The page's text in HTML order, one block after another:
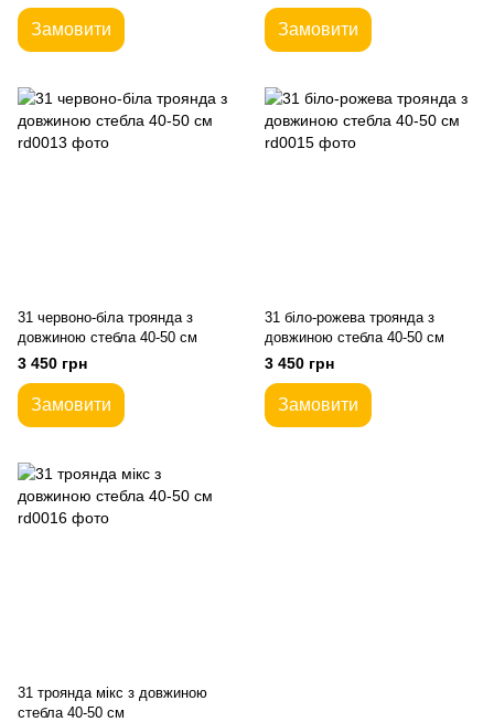
Замовити Замовити
31 червоно-біла троянда з
довжиною стебла 40-50 см
3 450 грн
Замовити
31 біло-рожева троянда з
довжиною стебла 40-50 см
3 450 грн
Замовити
31 троянда мікс з довжиною
стебла 40-50 см